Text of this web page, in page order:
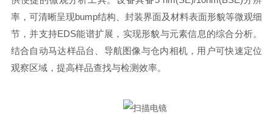
率，可清晰呈现bump结构、封装界面及材料表面形貌等微观细
节，并支持EDS能谱扩展，实现形貌与元素信息的综合分析。
结合自动马达样品台、导航图像与仓内相机，用户可快速定位
观察区域，提高样品查找与检测效率。